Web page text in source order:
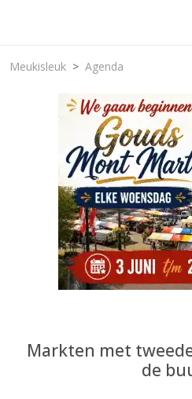
Meukisleuk Agenda
Markten met
de